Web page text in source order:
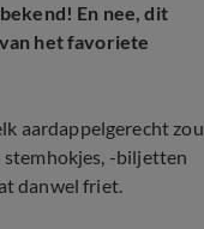
En nee, dit
het favoriete
aardappelgerecht zou
stemhokjes, -biljetten
danwel friet.